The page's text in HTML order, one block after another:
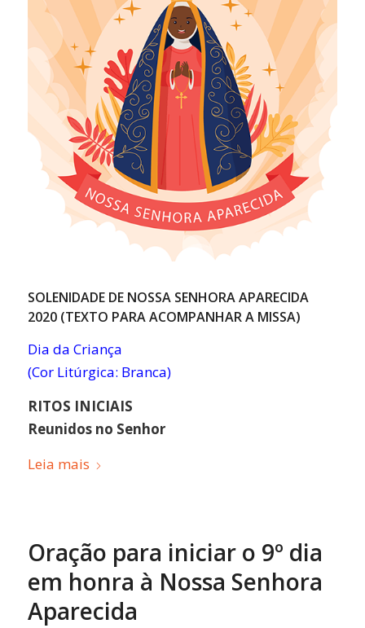
SOLENIDADE DE NOSSA SENHORA APARECIDA
2020 (TEXTO PARA ACOMPANHAR A MISSA)
Dia da Criança
(Cor Litúrgica: Branca)
RITOS INICIAIS
Reunidos no Senhor
Leia mais
Oração para iniciar o 9º dia
em honra à Nossa Senhora
Aparecida